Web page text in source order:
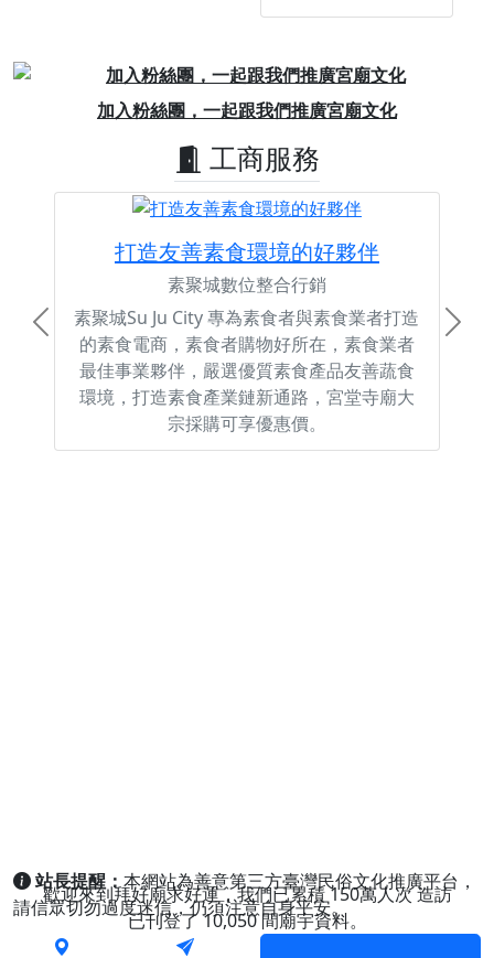
加入粉絲團，一起跟我們推廣宮廟文化
Previous
工商服務
打造友善素食環境的好夥伴
素聚城數位整合行銷
素聚城Su Ju City 專為素食者與素食業者打造
的素食電商，素食者購物好所在，素食業者
最佳事業夥伴，嚴選優質素食產品友善蔬食
環境，打造素食產業鏈新通路，宮堂寺廟大
宗採購可享優惠價。
Previous Next
站長提醒：本網站為善意第三方臺灣民俗文化推廣平台，
請信眾切勿過度迷信，仍須注意自身平安。
歡迎來到拜好廟求好運，我們已累積150萬人次造訪
已刊登了10,050間廟宇資料。